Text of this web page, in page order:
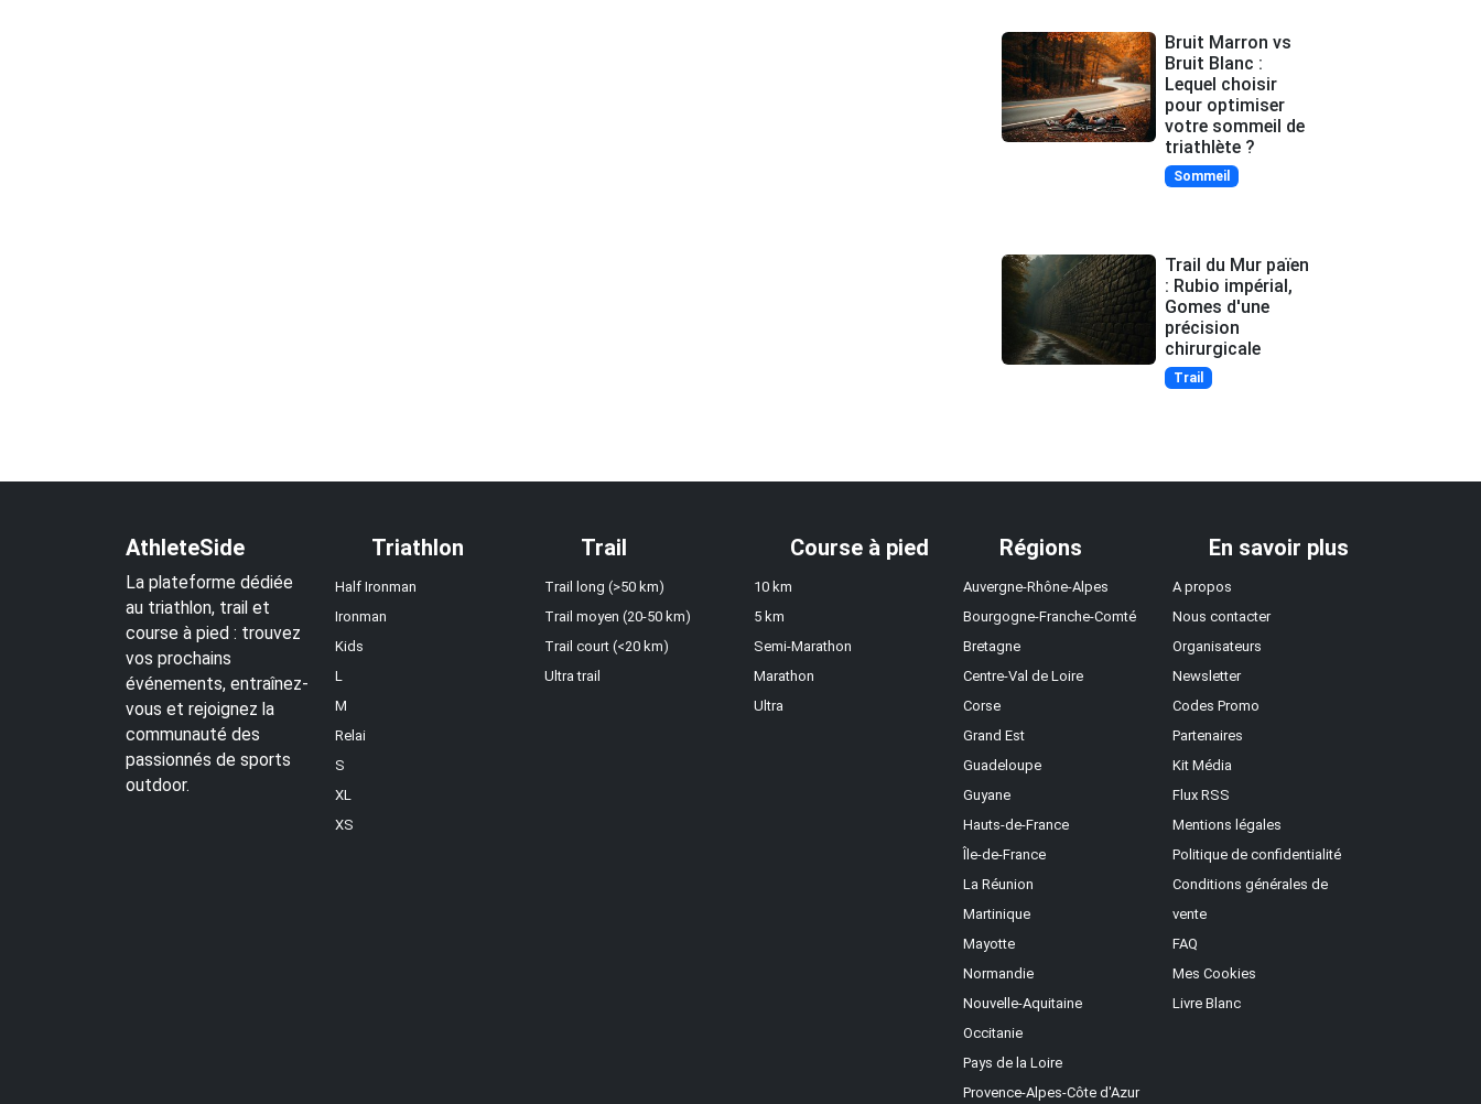
Bruit Marron vs
Bruit Blanc :
Lequel choisir
pour optimiser
votre sommeil de
triathlète ?
Sommeil
Trail du Mur païen
: Rubio impérial,
Gomes d'une
précision
chirurgicale
Trail
AthleteSide
La plateforme dédiée
au triathlon, trail et
course à pied : trouvez
vos prochains
événements, entraînez-
vous et rejoignez la
communauté des
passionnés de sports
outdoor.
Triathlon
Half Ironman
Ironman
Kids
L
M
Relai
S
XL
XS
Trail
Trail long (>50 km)
Trail moyen (20-50 km)
Trail court (<20 km)
Ultra trail
Course à pied
10 km
5 km
Semi-Marathon
Marathon
Ultra
Régions
Auvergne-Rhône-Alpes
Bourgogne-Franche-Comté
Bretagne
Centre-Val de Loire
Corse
Grand Est
Guadeloupe
Guyane
Hauts-de-France
Île-de-France
La Réunion
Martinique
Mayotte
Normandie
Nouvelle-Aquitaine
Occitanie
Pays de la Loire
Provence-Alpes-Côte d'Azur
En savoir plus
A propos
Nous contacter
Organisateurs
Newsletter
Codes Promo
Partenaires
Kit Média
Flux RSS
Mentions légales
Politique de confidentialité
Conditions générales de
vente
FAQ
Mes Cookies
Livre Blanc